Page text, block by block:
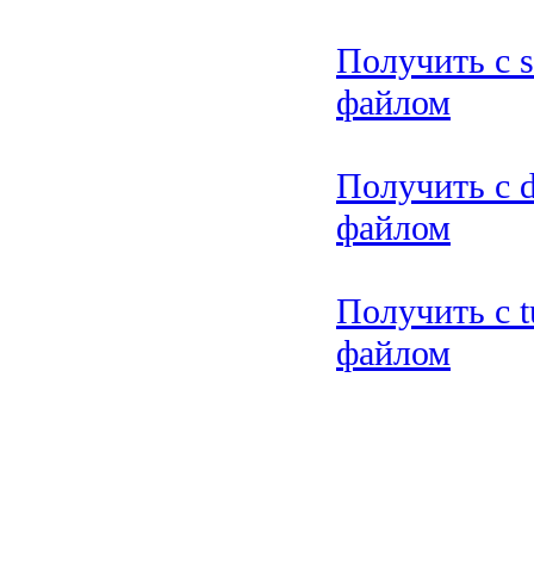
Получить с
файлом
Получить с
файлом
Получить с
файлом